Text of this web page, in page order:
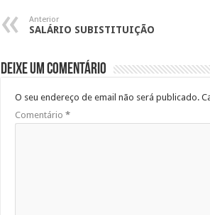
Anterior
SALÁRIO SUBISTITUIÇÃO
Deixe um comentário
O seu endereço de email não será publicado.
Comentário *